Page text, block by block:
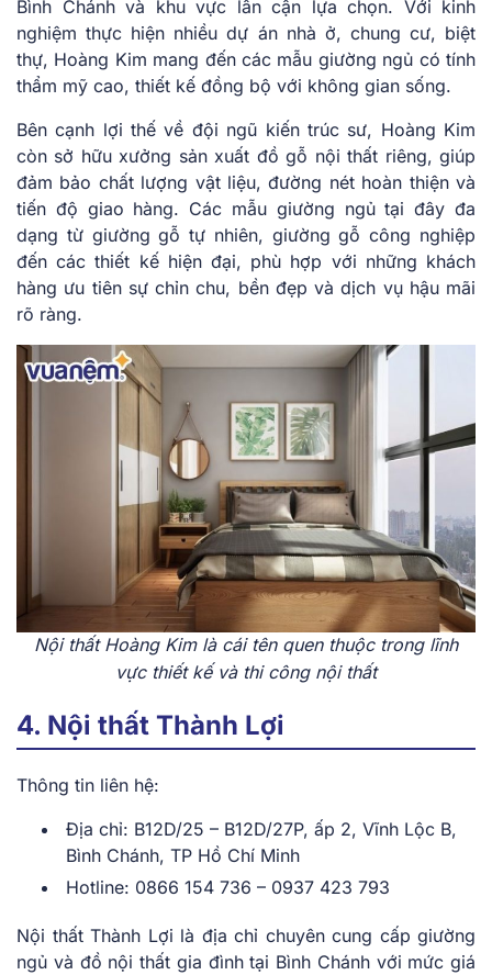
Bình Chánh và khu vực lân cận lựa chọn. Với kinh
nghiệm thực hiện nhiều dự án nhà ở, chung cư, biệt
thự, Hoàng Kim mang đến các mẫu giường ngủ có tính
thẩm mỹ cao, thiết kế đồng bộ với không gian sống.
Bên cạnh lợi thế về đội ngũ kiến trúc sư, Hoàng Kim
còn sở hữu xưởng sản xuất đồ gỗ nội thất riêng, giúp
đảm bảo chất lượng vật liệu, đường nét hoàn thiện và
tiến độ giao hàng. Các mẫu giường ngủ tại đây đa
dạng từ giường gỗ tự nhiên, giường gỗ công nghiệp
đến các thiết kế hiện đại, phù hợp với những khách
hàng ưu tiên sự chỉn chu, bền đẹp và dịch vụ hậu mãi
rõ ràng.
Nội thất Hoàng Kim là cái tên quen thuộc trong lĩnh
vực thiết kế và thi công nội thất
4. Nội thất Thành Lợi
Thông tin liên hệ:
Địa chỉ: B12D/25 – B12D/27P, ấp 2, Vĩnh Lộc B,
Bình Chánh, TP Hồ Chí Minh
Hotline: 0866 154 736 – 0937 423 793
Nội thất Thành Lợi là địa chỉ chuyên cung cấp giường
ngủ và đồ nội thất gia đình tại Bình Chánh với mức giá